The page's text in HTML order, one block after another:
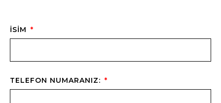
İSIM
TELEFON NUMARANIZ: